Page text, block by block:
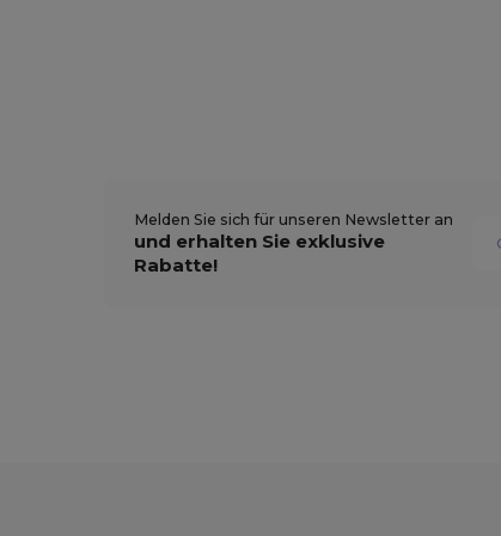
Melden Sie sich für unseren Newsletter an
und erhalten Sie exklusive
Rabatte!